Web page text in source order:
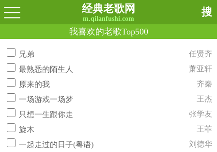
经典老歌网
m.qilanfushi.com
搜
我喜欢的老歌Top500
兄弟
任贤齐
最熟悉的陌生人
萧亚轩
原来的我
齐秦
一场游戏一场梦
王杰
只想一生跟你走
张学友
旋木
王菲
一起走过的日子(粤语)
刘德华